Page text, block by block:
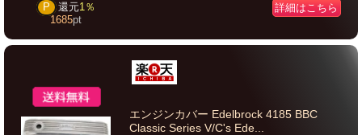
P 還元1％
1685pt
詳細はこちら
エンジンカバー Edelbrock 4185 BBC
Classic Series V/C's Ede...